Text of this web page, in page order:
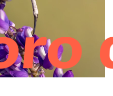
Pro